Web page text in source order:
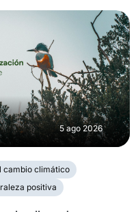
5 ago 2026
cambio climático
positiva